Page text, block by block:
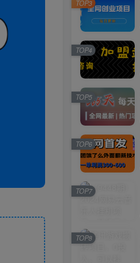
TOP3
TOP4
TOP5
TOP6
TOP7
TOP8